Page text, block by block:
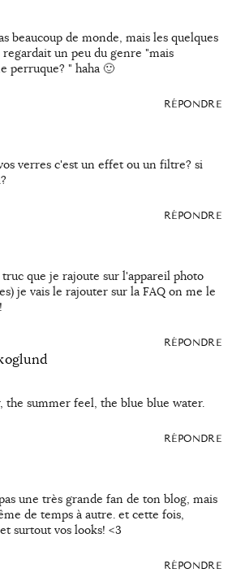
beaucoup de monde, mais les quelques
un peu du genre "mais
perruque? " haha 🙂
RÉPONDRE
verres c'est un effet ou un filtre? si
RÉPONDRE
truc que je rajoute sur l'appareil photo
je vais le rajouter sur la FAQ on me le
RÉPONDRE
the summer feel, the blue blue water.
RÉPONDRE
une très grande fan de ton blog, mais
de temps à autre. et cette fois,
surtout vos looks! <3
RÉPONDRE